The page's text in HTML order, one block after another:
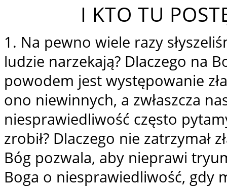
I KTO TU
1. Na pewno wiele razy
ludzie narzekają? Dlaczego na
powodem jest występowanie
ono niewinnych, a zwłaszcza
niesprawiedliwość często
zrobił? Dlaczego nie zatrzymał
Bóg pozwala, aby nieprawi
Boga o niesprawiedliwość, gdy